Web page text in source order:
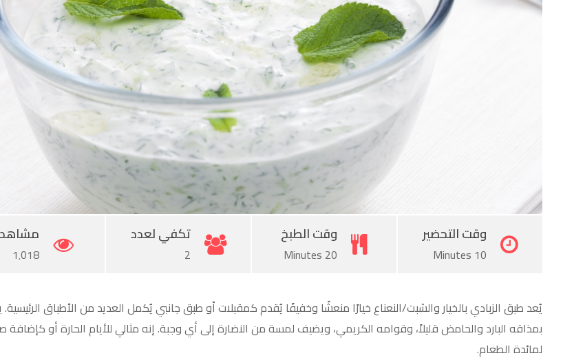
وقت التحضير
10 Minutes
وقت الطبخ
20 Minutes
تكفي لعدد
2 1٬018
يُعد طبق الزبادي بالخيار والشبت/النعناع خيارًا منعشًا وخفيفًا يُقدم كمقبلات أو طبق جانبي يُكمل العديد من الأطباق الرئيسية.
بمذاقه البارد والحامض قليلاً، وقوامه الكريمي، ويضيف لمسة من النضارة إلى أي وجبة. إنه مثالي للأيام الحارة أو كإضافة
لمائدة الطعام.